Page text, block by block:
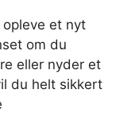
et nyt
om du
eller nyder et
du helt sikkert